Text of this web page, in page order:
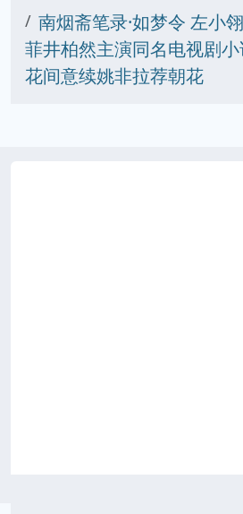
南烟斋笔录·如梦令 左小
菲井柏然主演同名电视剧
花间意续姚非拉荐朝花